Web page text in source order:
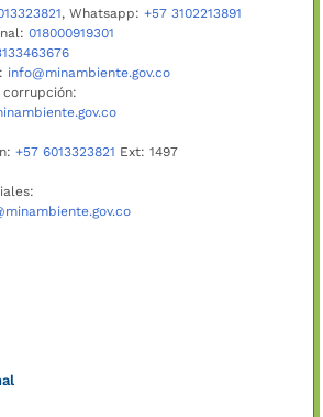
, Whatsapp: +57 3102213891
018000919301
info@minambiente.gov.co
corrupción:
+57 6013323821 Ext: 1497